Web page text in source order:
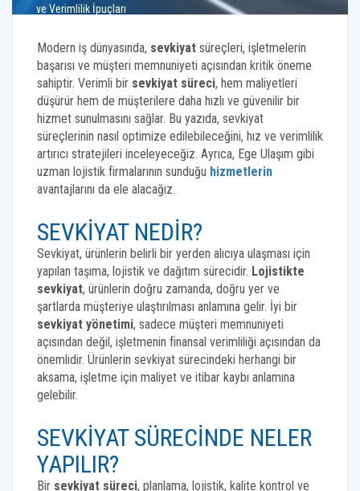
ve Verimlilik İpuçları
Modern iş dünyasında, sevkiyat süreçleri, işletmelerin
başarısı ve müşteri memnuniyeti açısından kritik öneme
sahiptir. Verimli bir sevkiyat süreci, hem maliyetleri
düşürür hem de müşterilere daha hızlı ve güvenilir bir
hizmet sunulmasını sağlar. Bu yazıda, sevkiyat
süreçlerinin nasıl optimize edilebileceğini, hız ve verimlilik
artırıcı stratejileri inceleyeceğiz. Ayrıca, Ege Ulaşım gibi
uzman lojistik firmalarının sunduğu hizmetlerin
avantajlarını da ele alacağız.
SEVKIYAT NEDIR?
Sevkiyat, ürünlerin belirli bir yerden alıcıya ulaşması için
yapılan taşıma, lojistik ve dağıtım sürecidir. Lojistikte
sevkiyat, ürünlerin doğru zamanda, doğru yer ve
şartlarda müşteriye ulaştırılması anlamına gelir. İyi bir
sevkiyat yönetimi, sadece müşteri memnuniyeti
açısından değil, işletmenin finansal verimliliği açısından da
önemlidir. Ürünlerin sevkiyat sürecindeki herhangi bir
aksama, işletme için maliyet ve itibar kaybı anlamına
gelebilir.
SEVKIYAT SÜRECINDE NELER
YAPILIR?
Bir sevkiyat süreci, planlama, lojistik, kalite kontrol ve